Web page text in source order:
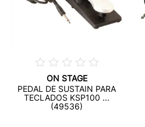
ON STAGE
PEDAL DE SUSTAIN PARA
TECLADOS KSP100 ...
(49536)